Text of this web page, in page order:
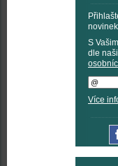
S
dle
Více